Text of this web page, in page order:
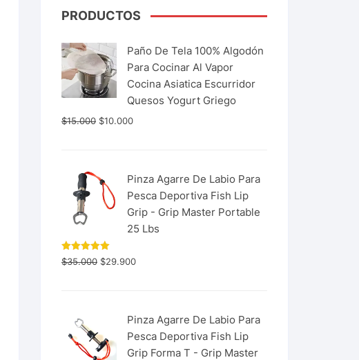
PRODUCTOS
Paño De Tela 100% Algodón
Para Cocinar Al Vapor
Cocina Asiatica Escurridor
Quesos Yogurt Griego
$15.000 $10.000
Pinza Agarre De Labio Para
Pesca Deportiva Fish Lip
Grip - Grip Master Portable
25 Lbs
Valorado
con 5.00
$35.000 $29.900
Pinza Agarre De Labio Para
Pesca Deportiva Fish Lip
Grip Forma T - Grip Master